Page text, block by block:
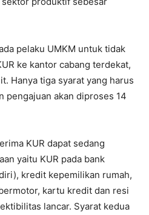
pelaku UMKM untuk tidak
ke kantor cabang terdekat,
Hanya tiga syarat yang harus
pengajuan akan diproses 14
KUR dapat sedang
yaitu KUR pada bank
kredit kepemilikan rumah,
kartu kredit dan resi
lancar. Syarat kedua